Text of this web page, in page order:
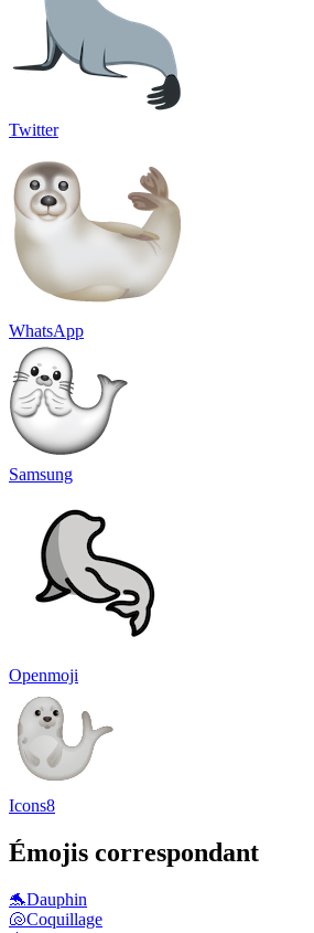
Twitter
WhatsApp
Samsung
Openmoji
Icons8
Émojis correspondant
🐬Dauphin
🐚Coquillage